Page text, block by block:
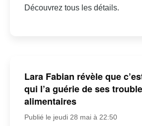
Découvrez tous les détails.
Lara Fabian révèle que
qui l’a guérie de ses
alimentaires
Publié le jeudi 28 mai à 22:50